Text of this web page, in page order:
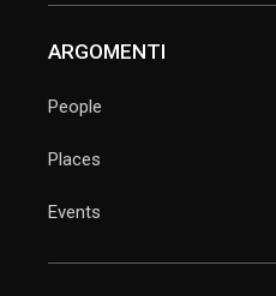
ARGOMENTI
People
Places
Events